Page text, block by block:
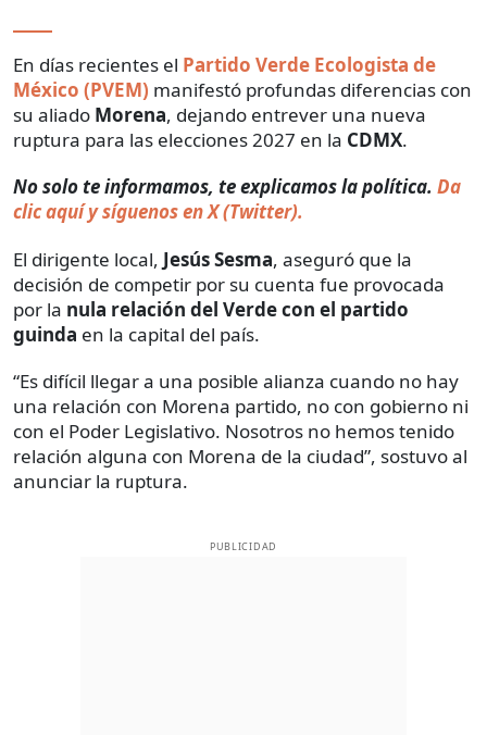
En días recientes el Partido Verde Ecologista de
México (PVEM) manifestó profundas diferencias con
su aliado Morena, dejando entrever una nueva
ruptura para las elecciones 2027 en la CDMX.
No solo te informamos, te explicamos la política. Da
clic aquí y síguenos en X (Twitter).
El dirigente local, Jesús Sesma, aseguró que la
decisión de competir por su cuenta fue provocada
por la nula relación del Verde con el partido
guinda en la capital del país.
“Es difícil llegar a una posible alianza cuando no hay
una relación con Morena partido, no con gobierno ni
con el Poder Legislativo. Nosotros no hemos tenido
relación alguna con Morena de la ciudad”, sostuvo al
anunciar la ruptura.
PUBLICIDAD